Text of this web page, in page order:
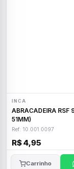
INCA
ABRACADEIRA RSF 9- (38 X
51MM)
Ref: 10.001.0097
R$ 4,95
Carrinho